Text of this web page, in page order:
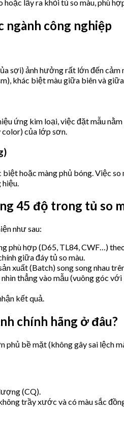
lấy ra khỏi tủ so màu, phù
ngành công nghiệp
sợi) ảnh hưởng rất lớn đến
khác biệt màu giữa biên và
ứng kim loại, việc đặt mẫu
color) của lớp sơn.
hoặc màng phủ bóng. Việc
45 độ trong tủ so
như sau:
phù hợp (D65, TL84, CWF…)
giữa đáy tủ so màu.
xuất (Batch) song song nhau
thẳng vào mẫu (vuông góc với
kết quả.
chính hãng ở đâu?
bề mặt (không gây sai lệch
(CQ).
trầy xước và có màu sắc